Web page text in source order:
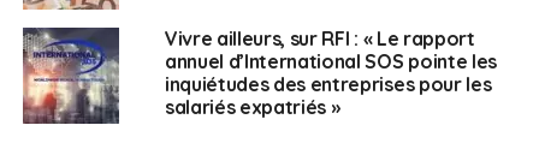
Vivre ailleurs, sur RFI : « Le rapport
annuel d’International SOS pointe les
inquiétudes des entreprises pour les
salariés expatriés »